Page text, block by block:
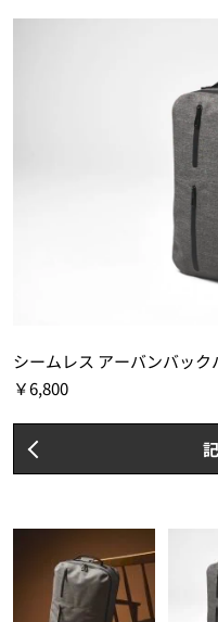
シームレス アーバンバッ
￥6,800